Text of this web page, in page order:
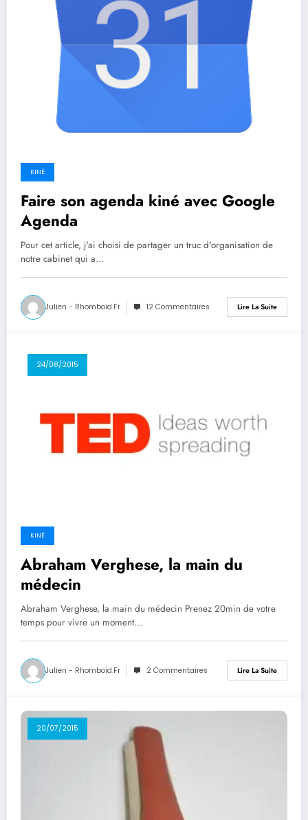
KINÉ
Faire son agenda kiné avec Google
Agenda
Pour cet article, j'ai choisi de partager un truc d'organisation de
notre cabinet qui a…
Julien - Rhomboid.fr 12 Commentaires Lire La Suite
24/08/2015
KINÉ
Abraham Verghese, la main du
médecin
Abraham Verghese, la main du médecin Prenez 20min de votre
temps pour vivre un moment…
Julien - Rhomboid.fr 2 Commentaires Lire La Suite
20/07/2015